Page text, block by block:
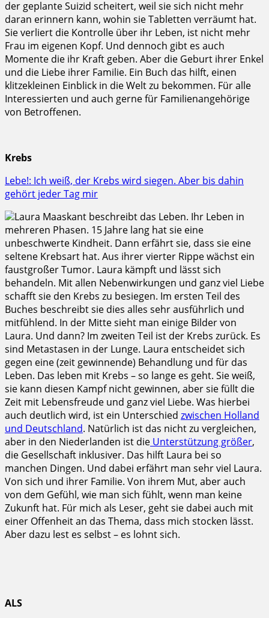
der geplante Suizid scheitert, weil sie sich nicht mehr
daran erinnern kann, wohin sie Tabletten verräumt hat.
Sie verliert die Kontrolle über ihr Leben, ist nicht mehr
Frau im eigenen Kopf. Und dennoch gibt es auch
Momente die ihr Kraft geben. Aber die Geburt ihrer Enkel
und die Liebe ihrer Familie. Ein Buch das hilft, einen
klitzekleinen Einblick in die Welt zu bekommen. Für alle
Interessierten und auch gerne für Familienangehörige
von Betroffenen.
Krebs
Lebe!: Ich weiß, der Krebs wird siegen. Aber bis dahin
gehört jeder Tag mir
Laura Maaskant beschreibt das Leben. Ihr Leben in
mehreren Phasen. 15 Jahre lang hat sie eine
unbeschwerte Kindheit. Dann erfährt sie, dass sie eine
seltene Krebsart hat. Aus ihrer vierter Rippe wächst ein
faustgroßer Tumor. Laura kämpft und lässt sich
behandeln. Mit allen Nebenwirkungen und ganz viel Liebe
schafft sie den Krebs zu besiegen. Im ersten Teil des
Buches beschreibt sie dies alles sehr ausführlich und
mitfühlend. In der Mitte sieht man einige Bilder von
Laura. Und dann? Im zweiten Teil ist der Krebs zurück. Es
sind Metastasen in der Lunge. Laura entscheidet sich
gegen eine (zeit gewinnende) Behandlung und für das
Leben. Das leben mit Krebs – so lange es geht. Sie weiß,
sie kann diesen Kampf nicht gewinnen, aber sie füllt die
Zeit mit Lebensfreude und ganz viel Liebe. Was hierbei
auch deutlich wird, ist ein Unterschied zwischen Holland
und Deutschland. Natürlich ist das nicht zu vergleichen,
aber in den Niederlanden ist die Unterstützung größer,
die Gesellschaft inklusiver. Das hilft Laura bei so
manchen Dingen. Und dabei erfährt man sehr viel Laura.
Von sich und ihrer Familie. Von ihrem Mut, aber auch
von dem Gefühl, wie man sich fühlt, wenn man keine
Zukunft hat. Für mich als Leser, geht sie dabei auch mit
einer Offenheit an das Thema, dass mich stocken lässt.
Aber dazu lest es selbst – es lohnt sich.
ALS